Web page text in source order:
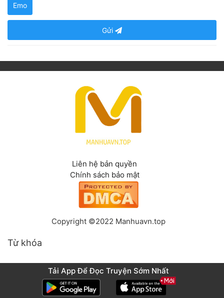
Emo
Gửi
Liên hệ bản quyền
Chính sách bảo mật
Copyright ©2022 Manhuavn.top
Từ khóa
Tải App Để Đọc Truyện Sớm Nhất